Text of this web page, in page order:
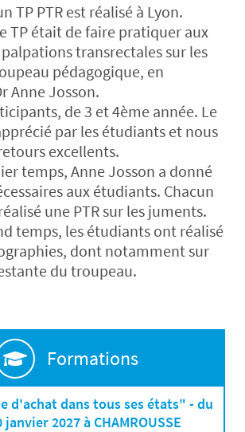
TP PTR est réalisé à Lyon.
TP était de faire pratiquer aux
transrectales sur les
pédagogique, en
Anne Josson.
de 3 et 4ème année. Le
par les étudiants et nous
excellents.
temps, Anne Josson a donné
aux étudiants. Chacun
une PTR sur les juments.
temps, les étudiants ont réalisé
dont notamment sur
du troupeau.
Formations
d'achat dans tous ses états" - du
janvier 2027 à CHAMROUSSE